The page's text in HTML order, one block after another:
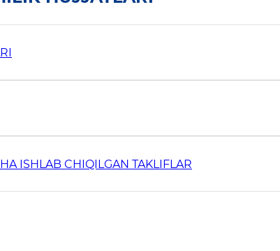
ISHLAB CHIQILGAN TAKLIFLAR